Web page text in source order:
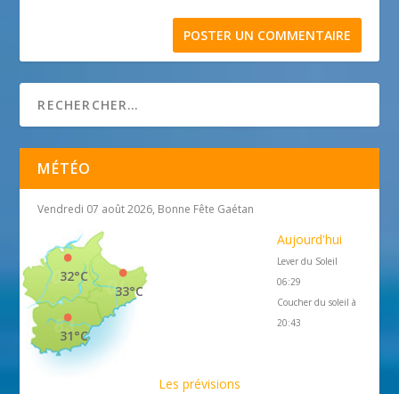
MÉTÉO
Vendredi 07 août 2026, Bonne Fête Gaétan
33°C
32°C
31°C
Aujourd'hui
Lever du Soleil
06:29
Coucher du soleil à
20:43
Les prévisions